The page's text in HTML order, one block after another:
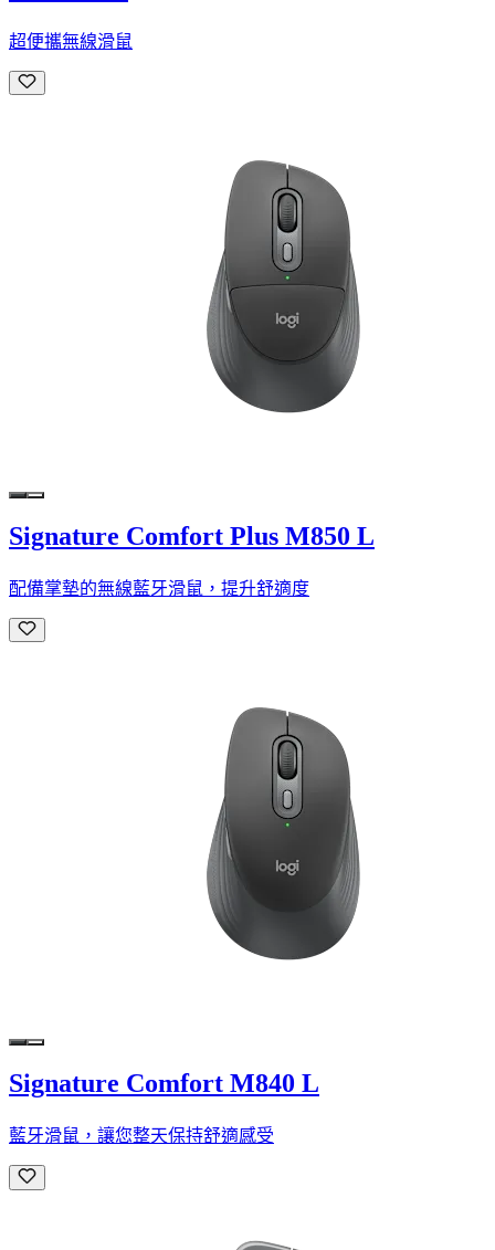
超便攜無線滑鼠
Signature Comfort Plus M850 L
配備掌墊的無線藍牙滑鼠，提升舒適度
Signature Comfort M840 L
藍牙滑鼠，讓您整天保持舒適感受